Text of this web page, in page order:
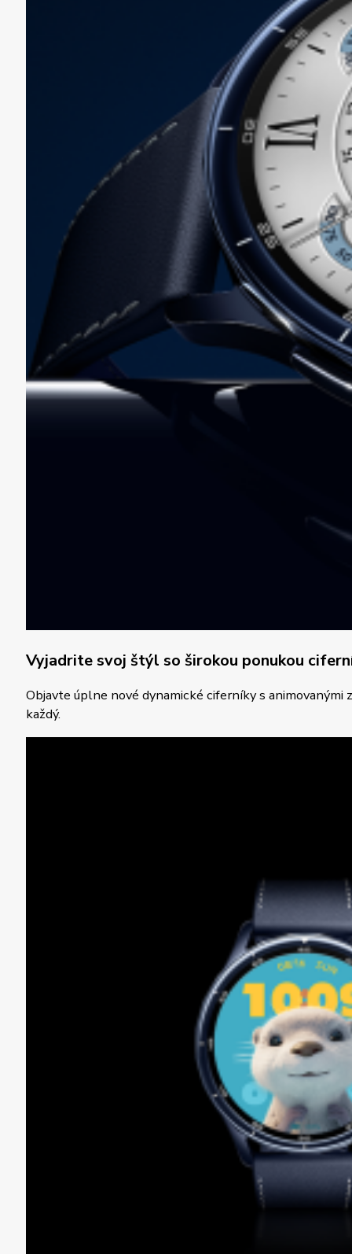
Vyjadrite svoj štýl so širokou ponukou
Objavte úplne nové dynamické ciferníky s
každý.